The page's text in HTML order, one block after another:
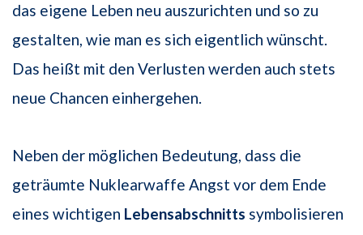
das eigene Leben neu auszurichten und so zu
gestalten, wie man es sich eigentlich wünscht.
Das heißt mit den Verlusten werden auch stets
neue Chancen einhergehen.
Neben der möglichen Bedeutung, dass die
geträumte Nuklearwaffe Angst vor dem Ende
eines wichtigen Lebensabschnitts symbolisieren